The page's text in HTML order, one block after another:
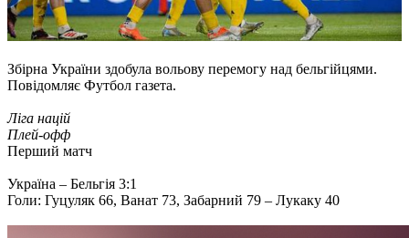
Збірна України здобула вольову перемогу над бельгійцями.
Повідомляє Футбол газета.
Ліга націй
Плей-офф
Перший матч
Україна – Бельгія 3:1
Голи: Гуцуляк 66, Ванат 73, Забарний 79 – Лукаку 40